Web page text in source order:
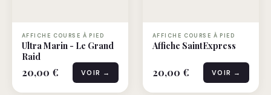
AFFICHE COURSE À PIED
Ultra Marin - Le Grand
Raid
20,00 € VOIR →
AFFICHE COURSE À PIED
Affiche SaintExpress
20,00 € VOIR →